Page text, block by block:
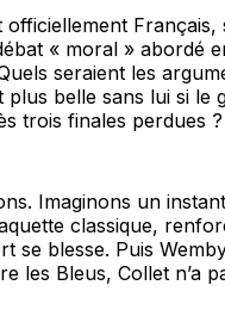
« moral » abordé
seraient les
plus belle sans lui si le
trois finales perdues ?
Imaginons un
classique,
se blesse. Puis
les Bleus, Collet n’a